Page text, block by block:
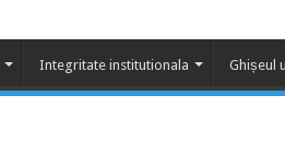
Integritate institutionala Ghișeul